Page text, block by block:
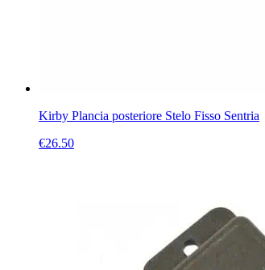
Kirby Plancia posteriore Stelo Fisso Sentria
€26.50